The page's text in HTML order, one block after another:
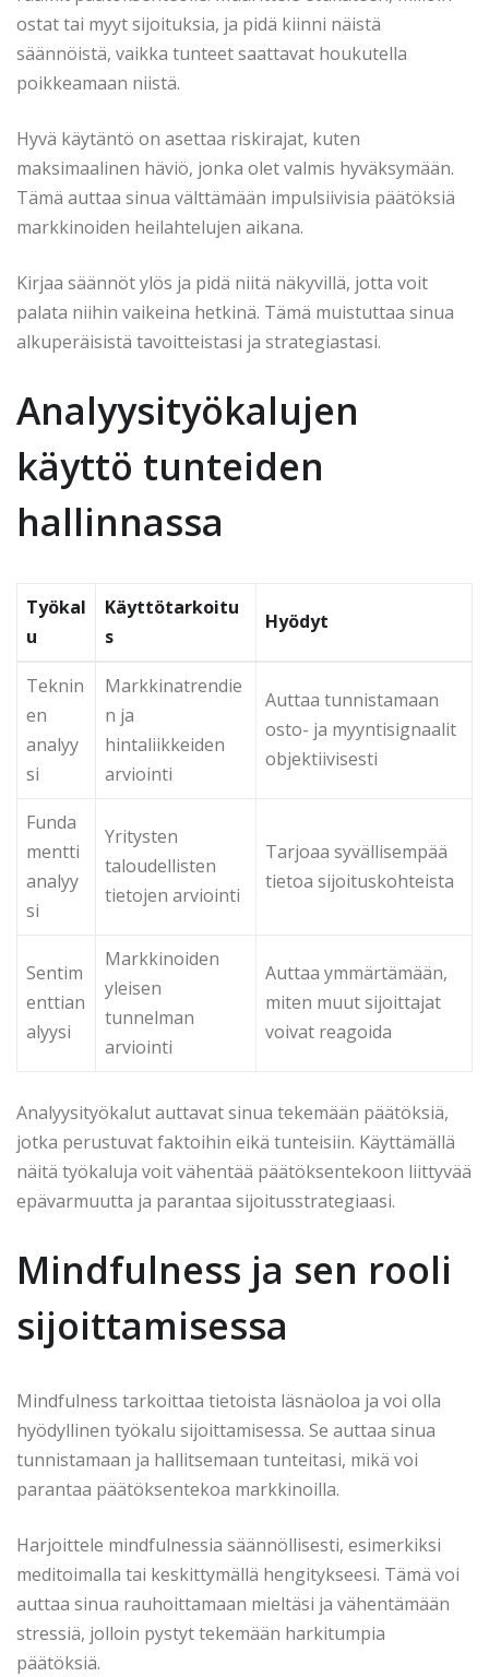
ostat tai myyt sijoituksia, ja pidä kiinni näistä
säännöistä, vaikka tunteet saattavat houkutella
poikkeamaan niistä.
Hyvä käytäntö on asettaa riskirajat, kuten
maksimaalinen häviö, jonka olet valmis hyväksymään.
Tämä auttaa sinua välttämään impulsiivisia päätöksiä
markkinoiden heilahtelujen aikana.
Kirjaa säännöt ylös ja pidä niitä näkyvillä, jotta voit
palata niihin vaikeina hetkinä. Tämä muistuttaa sinua
alkuperäisistä tavoitteistasi ja strategiastasi.
Analyysityökalujen
käyttö tunteiden
hallinnassa
Työkal
u
Käyttötarkoitu
s
Hyödyt
Teknin
en
analyy
si
Markkinatrendie
n ja
hintaliikkeiden
arviointi
Auttaa tunnistamaan
osto- ja myyntisignaalit
objektiivisesti
Funda
mentti
analyy
si
Yritysten
taloudellisten
tietojen arviointi
Tarjoaa syvällisempää
tietoa sijoituskohteista
Sentim
enttian
alyysi
Markkinoiden
yleisen
tunnelman
arviointi
Auttaa ymmärtämään,
miten muut sijoittajat
voivat reagoida
Analyysityökalut auttavat sinua tekemään päätöksiä,
jotka perustuvat faktoihin eikä tunteisiin. Käyttämällä
näitä työkaluja voit vähentää päätöksentekoon liittyvää
epävarmuutta ja parantaa sijoitusstrategiaasi.
Mindfulness ja sen rooli
sijoittamisessa
Mindfulness tarkoittaa tietoista läsnäoloa ja voi olla
hyödyllinen työkalu sijoittamisessa. Se auttaa sinua
tunnistamaan ja hallitsemaan tunteitasi, mikä voi
parantaa päätöksentekoa markkinoilla.
Harjoittele mindfulnessia säännöllisesti, esimerkiksi
meditoimalla tai keskittymällä hengitykseesi. Tämä voi
auttaa sinua rauhoittamaan mieltäsi ja vähentämään
stressiä, jolloin pystyt tekemään harkitumpia
päätöksiä.